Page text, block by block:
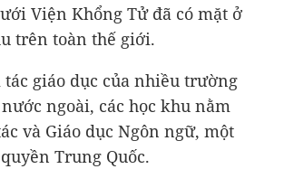
Viện Khổng Tử đã có mặt ở
trên toàn thế giới.
giáo dục của nhiều trường
ngoài, các học khu nằm
và Giáo dục Ngôn ngữ, một
Trung Quốc.